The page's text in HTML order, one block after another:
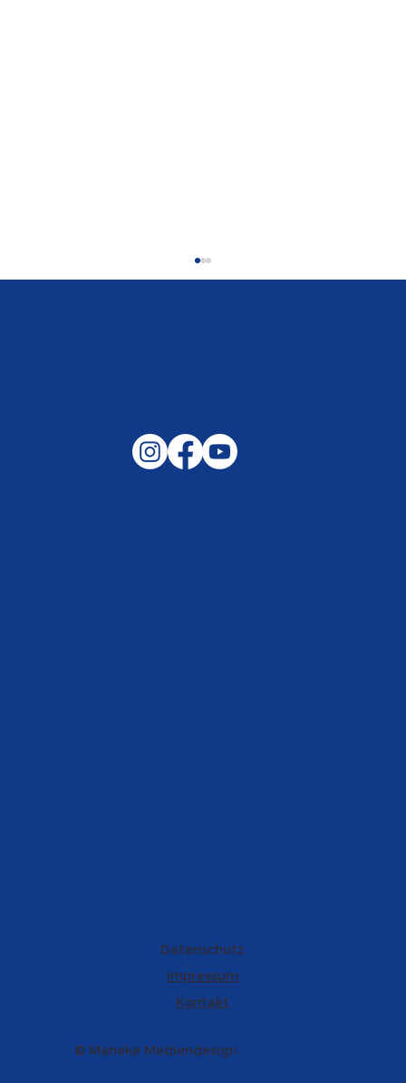
Gemeinsam auf außergewöhnliche
Datenschutz
Impressum
Kontakt
© Maneke Mediendesign